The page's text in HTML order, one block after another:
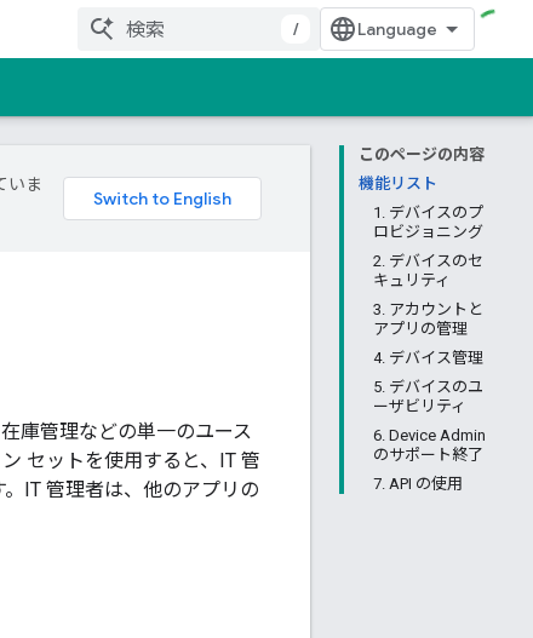
/
このページの内容
機能リスト
1. デバイスのプ
ロビジョニング
2. デバイスのセ
キュリティ
3. アカウントと
アプリの管理
4. デバイス管理
5. デバイスのユ
ーザビリティ
6. Device Admin
のサポート終了
7. API の使用
いま
庫管理などの単一のユース
セットを使用すると、IT 管
IT 管理者は、他のアプリの